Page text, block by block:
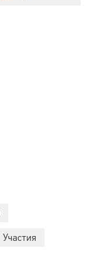
Участия